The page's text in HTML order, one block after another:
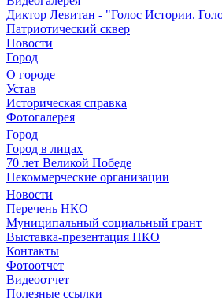
Диктор Левитан - "Голос Истории.
Патриотический сквер
Новости
Город
О городе
Устав
Историческая справка
Фотогалерея
Город
Город в лицах
70 лет Великой Победе
Некоммерческие организации
Новости
Перечень НКО
Муниципальный социальный грант
Выставка-презентация НКО
Контакты
Фотоотчет
Видеоотчет
Полезные ссылки